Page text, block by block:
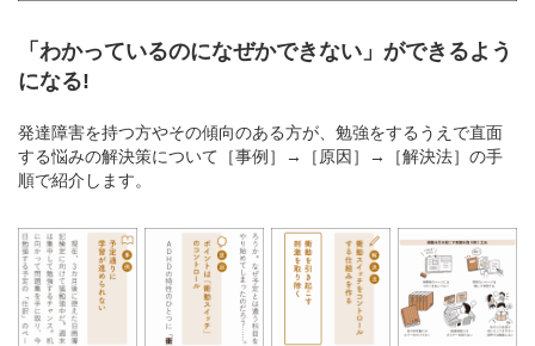
「わかっているのになぜかできない」ができるよう
になる!
発達障害を持つ方やその傾向のある方が、勉強をするうえで直面
する悩みの解決策について［事例］→［原因］→［解決法］の手
順で紹介します。